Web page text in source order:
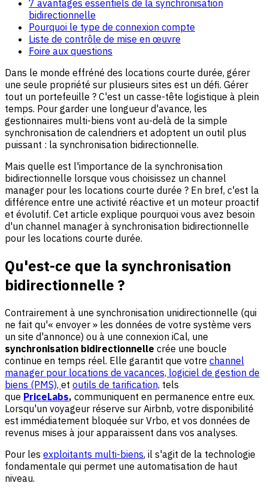
7 avantages essentiels de la synchronisation
bidirectionnelle
Pourquoi le type de connexion compte
Liste de contrôle de mise en œuvre
Foire aux questions
Dans le monde effréné des locations courte durée, gérer
une seule propriété sur plusieurs sites est un défi. Gérer
tout un portefeuille ? C'est un casse-tête logistique à plein
temps. Pour garder une longueur d'avance, les
gestionnaires multi-biens vont au-delà de la simple
synchronisation de calendriers et adoptent un outil plus
puissant : la synchronisation bidirectionnelle.
Mais quelle est l'importance de la synchronisation
bidirectionnelle lorsque vous choisissez un channel
manager pour les locations courte durée ? En bref, c'est la
différence entre une activité réactive et un moteur proactif
et évolutif. Cet article explique pourquoi vous avez besoin
d'un channel manager à synchronisation bidirectionnelle
pour les locations courte durée.
Qu'est-ce que la synchronisation
bidirectionnelle ?
Contrairement à une synchronisation unidirectionnelle (qui
ne fait qu'« envoyer » les données de votre système vers
un site d'annonce) ou à une connexion iCal, une
synchronisation bidirectionnelle crée une boucle
continue en temps réel. Elle garantit que votre channel
manager pour locations de vacances, logiciel de gestion de
biens (PMS), et outils de tarification, tels
que PriceLabs, communiquent en permanence entre eux.
Lorsqu'un voyageur réserve sur Airbnb, votre disponibilité
est immédiatement bloquée sur Vrbo, et vos données de
revenus mises à jour apparaissent dans vos analyses.
Pour les exploitants multi-biens, il s'agit de la technologie
fondamentale qui permet une automatisation de haut
niveau.